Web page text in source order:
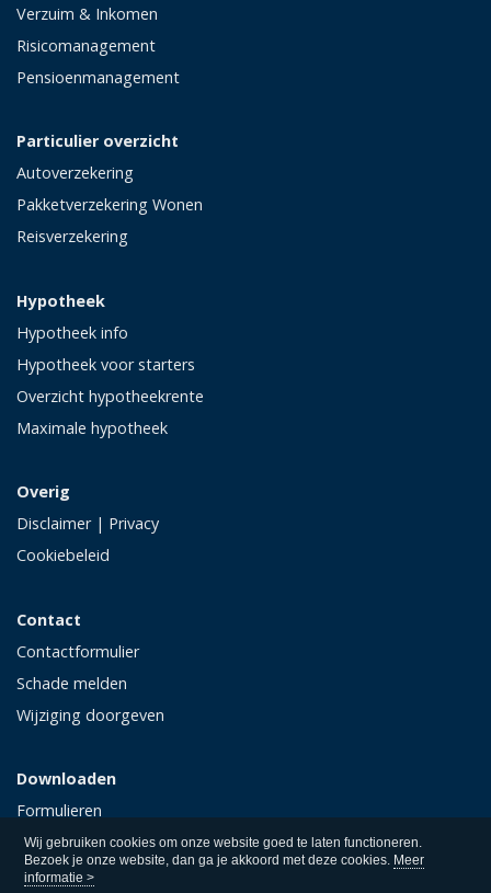
Wij gebruiken cookies om onze website goed te laten functioneren.
Bezoek je onze website, dan ga je akkoord met deze cookies. Meer
informatie >
Verzuim & Inkomen
Risicomanagement
Pensioenmanagement
Particulier overzicht
Autoverzekering
Pakketverzekering Wonen
Reisverzekering
Hypotheek
Hypotheek info
Hypotheek voor starters
Overzicht hypotheekrente
Maximale hypotheek
Overig
Disclaimer| Privacy
Cookiebeleid
Contact
Contactformulier
Schade melden
Wijziging doorgeven
Downloaden
Formulieren
Polisvoorwaarden